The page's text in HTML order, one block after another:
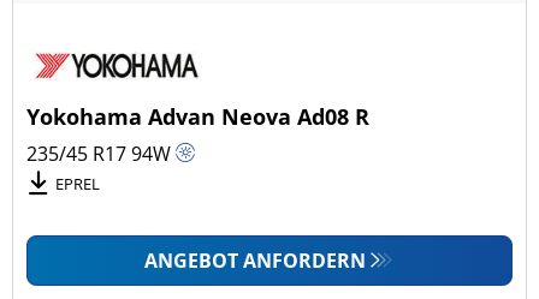
Yokohama Advan Neova Ad08 R
235/45 R1794W
EPREL
ANGEBOT ANFORDERN